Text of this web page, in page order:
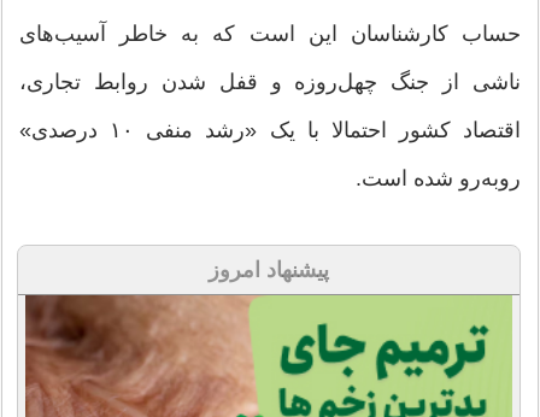
حساب کارشناسان این است که به خاطر آسیب‌های
ناشی از جنگ چهل‌روزه و قفل شدن روابط تجاری،
اقتصاد کشور احتمالا با یک «رشد منفی ۱۰ درصدی»
روبه‌رو شده است.
پیشنهاد امروز